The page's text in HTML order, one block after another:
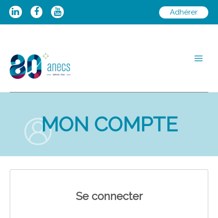
Aller
Adhérer
MON COMPTE
Se connecter